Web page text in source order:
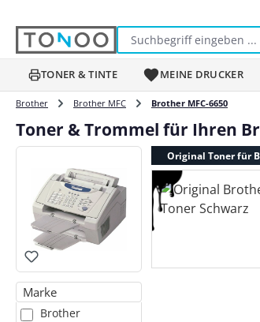
TONER & TINTE MEINE DRUCKER
Brother Brother MFC Brother MFC-6650
Toner & Trommel für Ihren
Marke
Brother
Original Toner für